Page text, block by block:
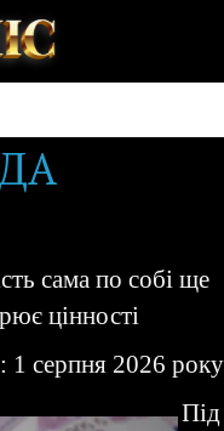
сама по собі ще
цінності
1 серпня 2026 року
Під